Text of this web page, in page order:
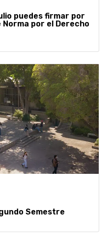
puedes firmar por
por el Derecho
Semestre